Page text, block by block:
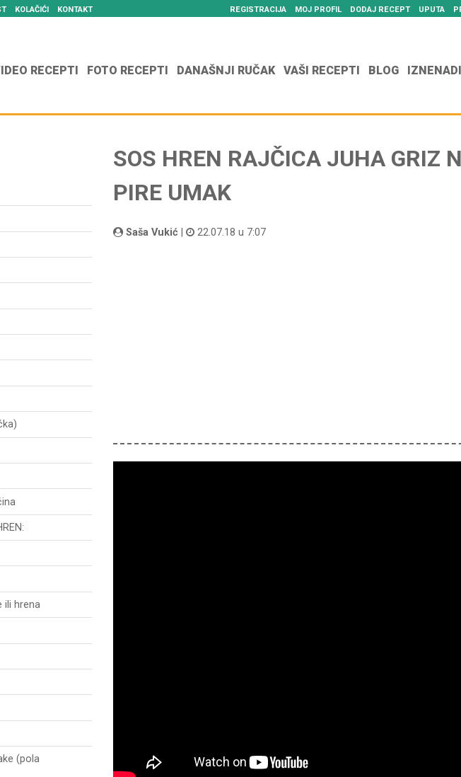
KOLAČIĆI KONTAKT REGISTRACIJA MOJ PROFIL DODAJ RECEPT UPUTA
RECEPTI FOTO RECEPTI DANAŠNJI RUČAK VAŠI RECEPTI BLOG
ili hrena
(pola
SOS HREN RAJČICA JUHA GRIZ
PIRE UMAK
Saša Vukić 22.07.18 u 7:07